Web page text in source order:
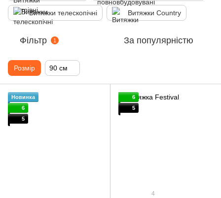
Витяжки телескопічні Витяжки Country
Фільтр 1 За популярністю
Розмір 90 см
Новинка
6
5
6
5
4